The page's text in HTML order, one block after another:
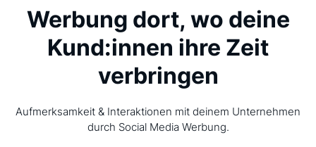
Werbung dort, wo deine
Kund:innen ihre Zeit
verbringen
Aufmerksamkeit & Interaktionen mit deinem Unternehmen
durch Social Media Werbung.